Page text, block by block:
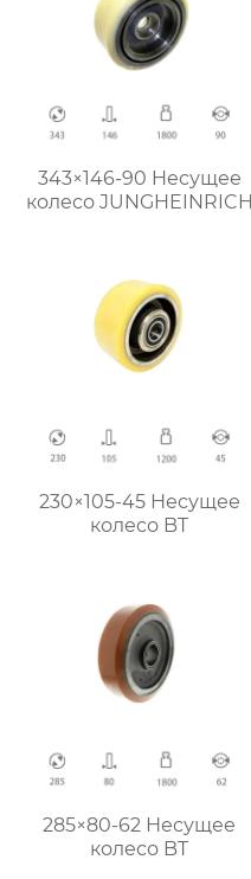
343×146-90 Hесущее
колесо JUNGHEINRICH
230×105-45 Несущее
колесо BT
285×80-62 Несущее
колесо BT